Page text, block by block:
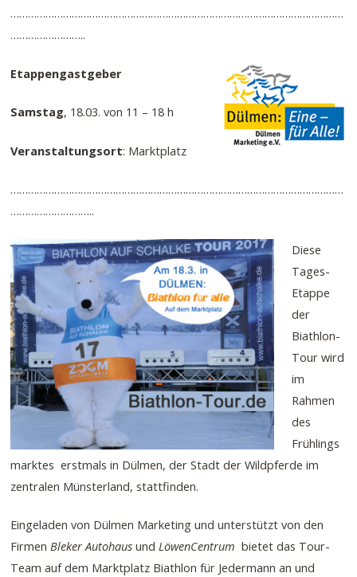
……………………………………………………………………………………………………
……………………..
Etappengastgeber
Samstag, 18.03. von 11 – 18 h
Veranstaltungsort: Marktplatz
……………………………………………………………………………………………………
………………………..
Diese
Tages-
Etappe
der
Biathlon-
Tour wird
im
Rahmen
des
Frühlings
marktes erstmals in Dülmen, der Stadt der Wildpferde im
zentralen Münsterland, stattfinden.
Eingeladen von Dülmen Marketing und unterstützt von den
Firmen Bleker Autohausund LöwenCentrum bietet das Tour-
Team auf dem Marktplatz Biathlon für Jedermann an und